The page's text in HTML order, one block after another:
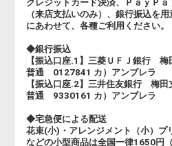
クレジットカード決済、ＰａｙＰ
（来店支払いのみ）、銀行振込を
にあわせて、各種ご利用ください。
◆銀行振込
【振込口座.1】三菱ＵＦＪ銀行 梅
普通 0127841 カ）アンブレラ
【振込口座.2】三井住友銀行 梅田
普通 9330161 カ）アンブレラ
◆宅急便による配送
花束(小)・アレンジメント（小）プ
などの小型商品は全国一律1650円（